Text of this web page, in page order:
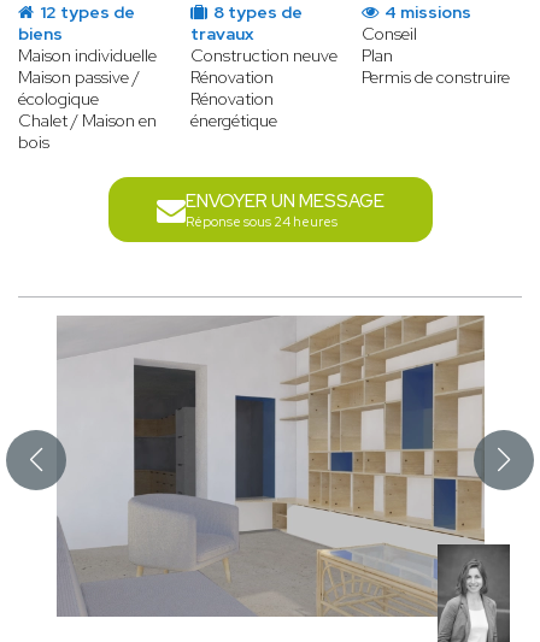
12 types de
biens
Maison individuelle
Maison passive /
écologique
Chalet / Maison en
bois
8 types de
travaux
Construction neuve
Rénovation
Rénovation
énergétique
4 missions
Conseil
Plan
Permis de construire
ENVOYER UN MESSAGE
Réponse sous 24 heures